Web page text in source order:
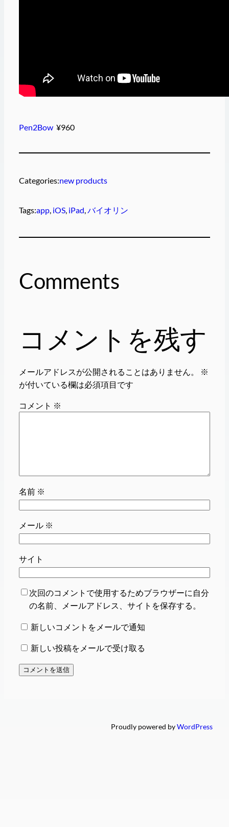
Pen2Bow ¥960
Categories:new products
Tags:app, iOS, iPad バイオリン
Comments
コメントを残す
メールアドレスが公開されることはありません。
※
が付いている欄は必須項目です
コメント ※
名前 ※
メール ※
サイト
次回のコメントで使用するためブラウザーに自分
の名前、メールアドレス、サイトを保存する。
新しいコメントをメールで通知
新しい投稿をメールで受け取る
Proudly powered byWordPress